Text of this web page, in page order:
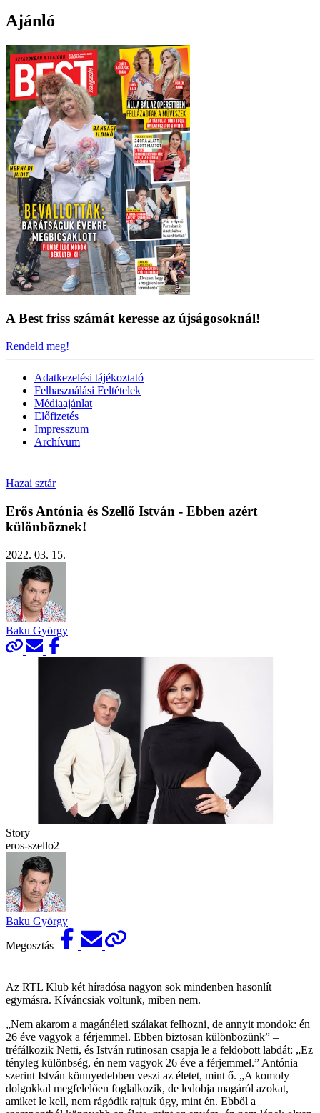
Ajánló
A Best friss számát keresse az újságosoknál!
Rendeld meg!
Adatkezelési tájékoztató
Felhasználási Feltételek
Médiaajánlat
Előfizetés
Impresszum
Archívum
Hazai sztár
Erős Antónia és Szellő István - Ebben azért
különböznek!
2022. 03. 15.
Baku György
Story
eros-szello2
Baku György
Megosztás
Az RTL Klub két híradósa nagyon sok mindenben hasonlít
egymásra. Kíváncsiak voltunk, miben nem.
„Nem akarom a magánéleti szálakat felhozni, de annyit mondok: én
26 éve vagyok a férjemmel. Ebben biztosan különbözünk” –
tréfálkozik Netti, és István rutinosan csapja le a feldobott labdát: „Ez
tényleg különbség, én nem vagyok 26 éve a férjemmel.” Antónia
szerint István könnyedebben veszi az életet, mint ő. „A komoly
dolgokkal megfelelően foglalkozik, de ledobja magáról azokat,
amiket le kell, nem rágódik rajtuk úgy, mint én. Ebből a